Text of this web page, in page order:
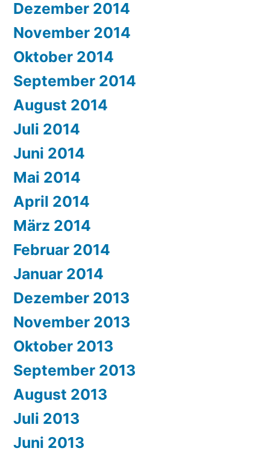
Dezember 2014
November 2014
Oktober 2014
September 2014
August 2014
Juli 2014
Juni 2014
Mai 2014
April 2014
März 2014
Februar 2014
Januar 2014
Dezember 2013
November 2013
Oktober 2013
September 2013
August 2013
Juli 2013
Juni 2013